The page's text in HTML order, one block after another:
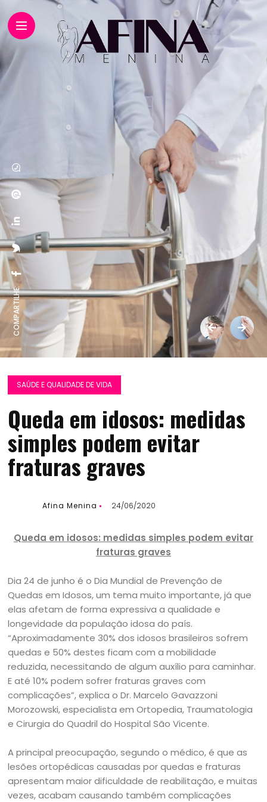
COMPARTILHE:
SAÚDE E QUALIDADE DE VIDA
Queda em idosos: medidas
simples podem evitar
fraturas graves
Afina Menina 24/06/2020
Queda em idosos: medidas simples podem evitar
fraturas graves
Dia 24 de junho é o Dia Mundial de Prevenção de
Quedas em Idosos, um tema muito importante, já que
elas afetam de forma expressiva a qualidade e
longevidade da população idosa do país.
“Aproximadamente 30% dos idosos brasileiros sofrem
quedas e 50% destes ficam com a mobilidade
reduzida, necessitando de algum auxílio para caminhar.
E até 10% podem sofrer fraturas graves com
complicações”, explica o Dr. Marcelo Gavazzoni
Morozowski, especialista em Ortopedia, Traumatologia
e Cirurgia do Quadril do Hospital São Vicente.
A principal preocupação, segundo o médico, é que as
lesões ortopédicas causadas por quedas e fraturas
apresentam maior dificuldade de reabilitação, e muitas
vezes, acabam causando também complicações